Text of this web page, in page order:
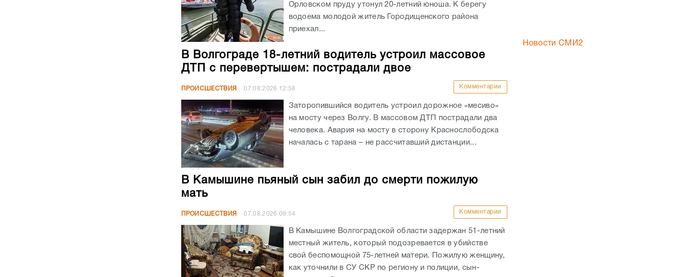
Орловском пруду утонул 20-летний юноша. К берегу
водоема молодой житель Городищенского района
приехал...
В Волгограде 18-летний водитель устроил массовое
ДТП с перевертышем: пострадали двое
ПРОИСШЕСТВИЯ 07.08.2026 12:58 Комментарии
Заторопившийся водитель устроил дорожное «месиво»
на мосту через Волгу. В массовом ДТП пострадали два
человека. Авария на мосту в сторону Краснослободска
началась с тарана – не рассчитавший дистанции...
В Камышине пьяный сын забил до смерти пожилую
мать
ПРОИСШЕСТВИЯ 07.08.2026 09:54 Комментарии
В Камышине Волгоградской области задержан 51-летний
местный житель, который подозревается в убийстве
свой беспомощной 75-летней матери. Пожилую женщину,
как уточнили в СУ СКР по региону и полиции, сын-
Новости СМИ2